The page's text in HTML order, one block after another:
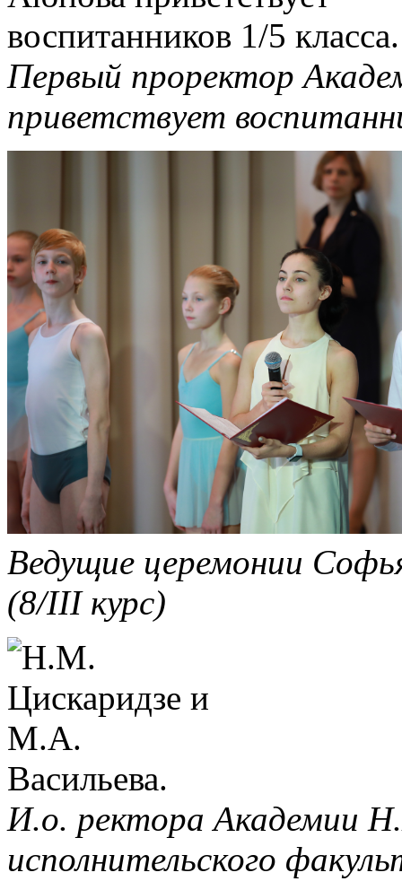
Первый проректор
приветствует
Ведущие церемонии
(8/III курс)
И.о. ректора Академии
исполнительского